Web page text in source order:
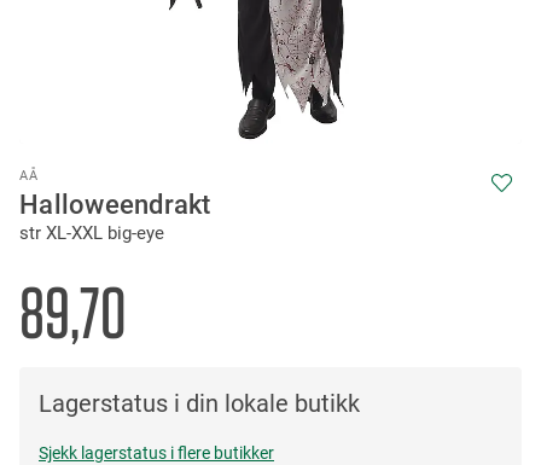
AÅ
Halloweendrakt
str XL-XXL big-eye
89,70
Lagerstatus i din lokale butikk
Sjekk lagerstatus i flere butikker
to
the
beginning
the
images
gallery